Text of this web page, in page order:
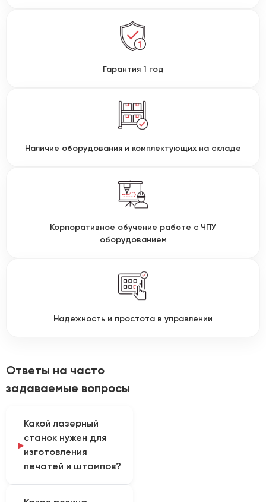
Гарантия 1 год
Наличие оборудования и комплектующих на складе
Корпоративное обучение работе с ЧПУ
оборудованием
Надежность и простота в управлении
Ответы на часто
задаваемые вопросы
Какой лазерный
станок нужен для
изготовления
печатей и штампов?